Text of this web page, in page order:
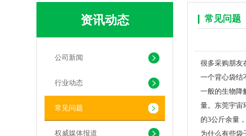
资讯动态
公司新闻
行业动态
常见问题
权威媒体报道
常见问题
很多采购朋友
一个背心袋结
一般的生物降
量。东莞宇宙
的3公斤余量
为什么有些袋